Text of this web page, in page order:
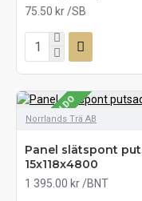
75.50 kr /SB
SE LAGERSALDO
Norrlands Trä AB
Panel slätspont
15x118x4800
1 395.00 kr /BNT